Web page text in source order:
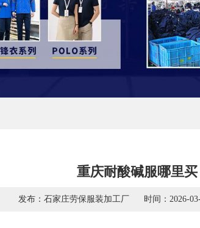
重庆耐酸碱服哪里买
发布：石家庄劳保服装加工厂 时间：2026-